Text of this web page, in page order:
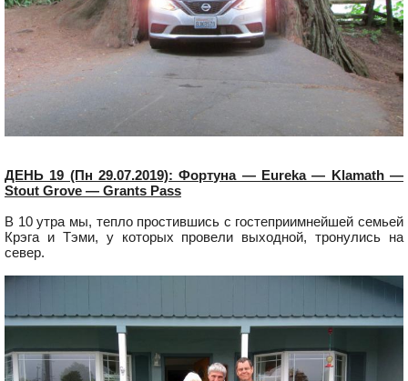
ДЕНЬ 19 (Пн 29.07.2019): Фортуна — Eureka — Klamath —
Stout Grove — Grants Pass
В 10 утра мы, тепло простившись с гостеприимнейшей семьей
Крэга и Тэми, у которых провели выходной, тронулись на
север.